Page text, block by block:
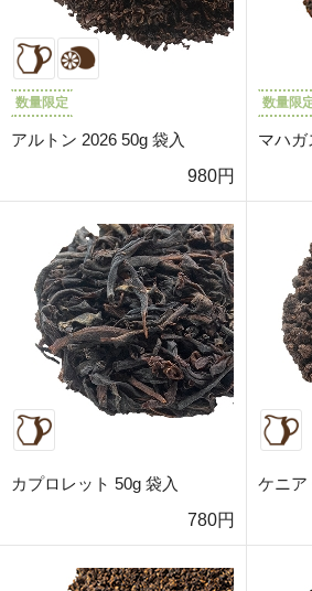
数量限定
アルトン 2026 50g 袋入
980円
数量限
マハガ
カプロレット 50g 袋入
780円
ケニア